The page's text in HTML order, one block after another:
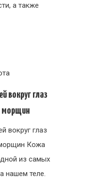
а также
вокруг глаз
морщин
вокруг глаз
Кожа
из самых
нашем теле.